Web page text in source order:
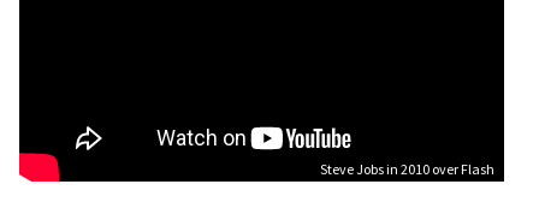
Steve Jobs in 2010 over Flash